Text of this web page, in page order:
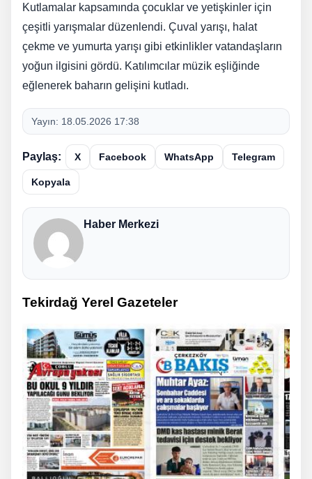
Kutlamalar kapsamında çocuklar ve yetişkinler için
çeşitli yarışmalar düzenlendi. Çuval yarışı, halat
çekme ve yumurta yarışı gibi etkinlikler vatandaşların
yoğun ilgisini gördü. Katılımcılar müzik eşliğinde
eğlenerek baharın gelişini kutladı.
Yayın: 18.05.2026 17:38
Paylaş: X Facebook WhatsApp Telegram
Kopyala
Haber Merkezi
Tekirdağ Yerel Gazeteler